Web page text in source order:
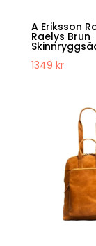
A Eriksson
Raelys Brun
1349 kr